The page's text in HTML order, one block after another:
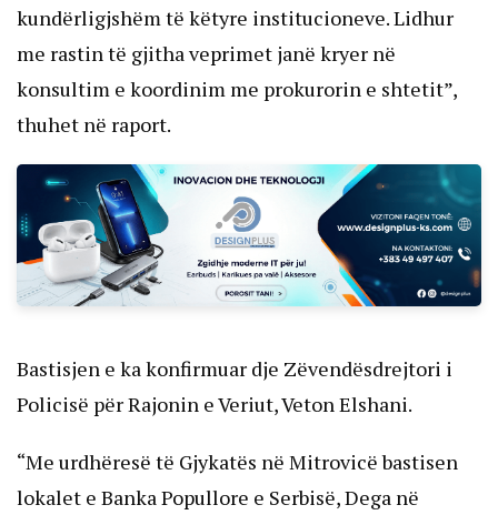
kundërligjshëm të këtyre institucioneve. Lidhur
me rastin të gjitha veprimet janë kryer në
konsultim e koordinim me prokurorin e shtetit”,
thuhet në raport.
Bastisjen e ka konfirmuar dje Zëvendësdrejtori i
Policisë për Rajonin e Veriut, Veton Elshani.
“Me urdhëresë të Gjykatës në Mitrovicë bastisen
lokalet e Banka Popullore e Serbisë, Dega në